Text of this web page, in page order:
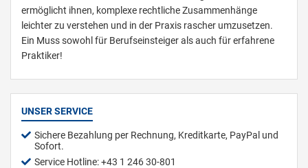
ermöglicht ihnen, komplexe rechtliche Zusammenhänge
leichter zu verstehen und in der Praxis rascher umzusetzen.
Ein Muss sowohl für Berufseinsteiger als auch für erfahrene
Praktiker!
UNSER SERVICE
Sichere Bezahlung per Rechnung, Kreditkarte, PayPal und
Sofort.
Service Hotline: +43 1 246 30-801